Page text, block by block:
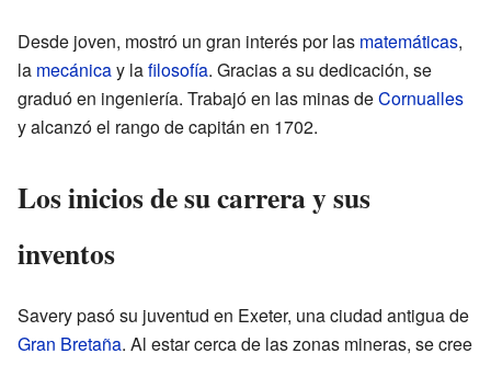
Desde joven, mostró un gran interés por las matemáticas,
la mecánicay lafilosofía. Gracias a su dedicación, se
graduó en ingeniería. Trabajó en las minas deCornualles
y alcanzó el rango de capitán en 1702.
Los inicios de su carrera y sus
inventos
Savery pasó su juventud en Exeter, una ciudad antigua de
Gran Bretaña. Al estar cerca de las zonas mineras, se cree